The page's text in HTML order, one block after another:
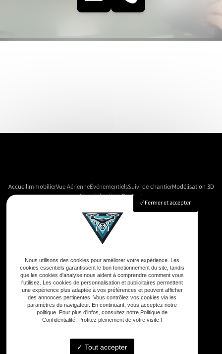
AccueilImmobilierVue AérienneÉvénementielsSuivi de chantierModélisation 3D
Nos réalisationsContact
Adresse
33590 Vensac
Téléphone
06 33 48 35 75
Email
Fermer et accepter
Nous utilisons des cookies pour améliorer votre expérience. Les
cookies essentiels garantissent le bon fonctionnement du site, tandis
que les cookies d'analyse nous aident à comprendre comment vous
l'utilisez. Les cookies de personnalisation et publicitaires permettent
une expérience plus adaptée à vos préférences et peuvent afficher
des annonces pertinentes. Vous contrôlez vos cookies via les
paramètres du navigateur. En continuant, vous acceptez notre
politique. Pour plus d'infos, consultez notre Politique de
Confidentialité. Profitez pleinement de votre visite !
Tout accepter